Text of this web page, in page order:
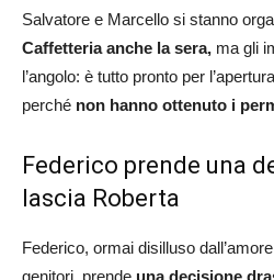
Salvatore e Marcello si stanno
Caffetteria anche la sera, ma gli
l’angolo: è tutto pronto per
perché non hanno ottenuto i
Federico prende una
lascia Roberta
Federico, ormai disilluso
genitori, prende una decisione